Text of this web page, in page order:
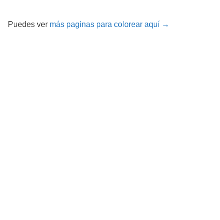
Puedes ver más paginas para colorear aquí →